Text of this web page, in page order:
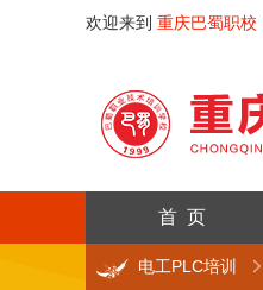
欢迎来到 重庆巴蜀职校
首 页
电工PLC培训